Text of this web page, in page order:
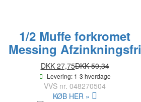
1/2 Muffe forkromet
Messing Afzinkningsfri
DKK 27,75DKK 50,34
Levering: 1-3 hverdage
VVS nr. 048270504
KØB HER »